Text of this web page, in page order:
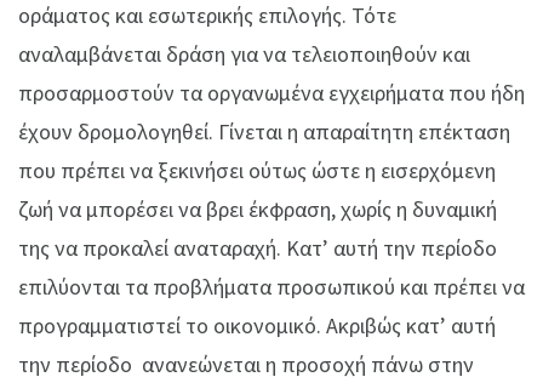
οράματος και εσωτερικής επιλογής. Τότε
αναλαμβάνεται δράση για να τελειοποιηθούν και
προσαρμοστούν τα οργανωμένα εγχειρήματα που ήδη
έχουν δρομολογηθεί. Γίνεται η απαραίτητη επέκταση
που πρέπει να ξεκινήσει ούτως ώστε η εισερχόμενη
ζωή να μπορέσει να βρει έκφραση, χωρίς η δυναμική
της να προκαλεί αναταραχή. Κατ’ αυτή την περίοδο
επιλύονται τα προβλήματα προσωπικού και πρέπει να
προγραμματιστεί το οικονομικό. Ακριβώς κατ’ αυτή
την περίοδο ανανεώνεται η προσοχή πάνω στην